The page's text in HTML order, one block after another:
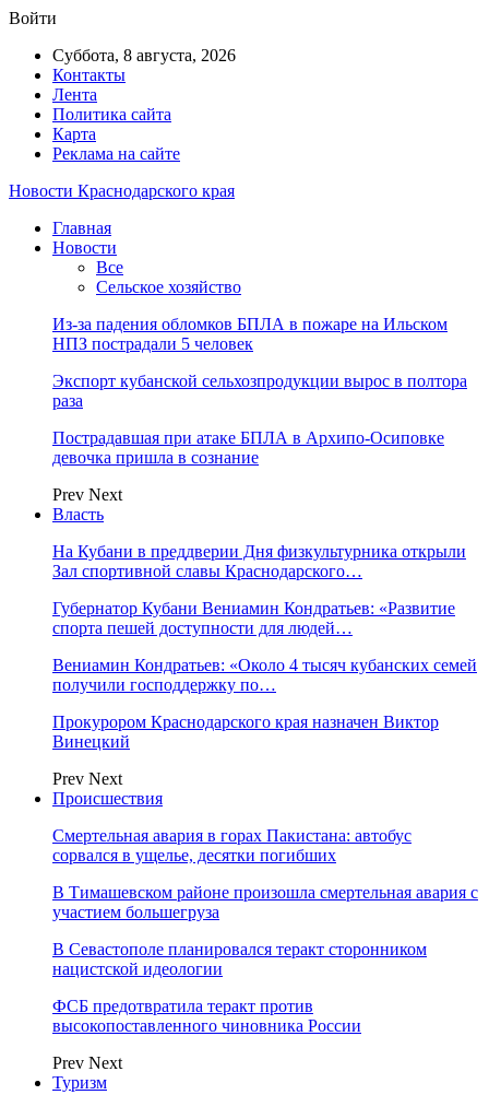
Войти
Суббота, 8 августа, 2026
Контакты
Лента
Политика сайта
Карта
Реклама на сайте
Новости Краснодарского края
Главная
Новости
Все
Сельское хозяйство
Из-за падения обломков БПЛА в пожаре на Ильском
НПЗ пострадали 5 человек
Экспорт кубанской сельхозпродукции вырос в полтора
раза
Пострадавшая при атаке БПЛА в Архипо-Осиповке
девочка пришла в сознание
Prev Next
Власть
На Кубани в преддверии Дня физкультурника открыли
Зал спортивной славы Краснодарского…
Губернатор Кубани Вениамин Кондратьев: «Развитие
спорта пешей доступности для людей…
Вениамин Кондратьев: «Около 4 тысяч кубанских семей
получили господдержку по…
Прокурором Краснодарского края назначен Виктор
Винецкий
Prev Next
Происшествия
Смертельная авария в горах Пакистана: автобус
сорвался в ущелье, десятки погибших
В Тимашевском районе произошла смертельная авария с
участием большегруза
В Севастополе планировался теракт сторонником
нацистской идеологии
ФСБ предотвратила теракт против
высокопоставленного чиновника России
Prev Next
Туризм